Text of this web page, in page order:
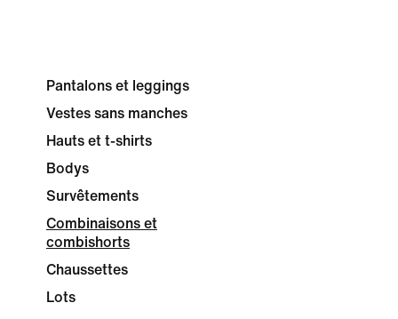
Pantalons et leggings
Vestes sans manches
Hauts et t-shirts
Bodys
Survêtements
Combinaisons et
combishorts
Chaussettes
Lots